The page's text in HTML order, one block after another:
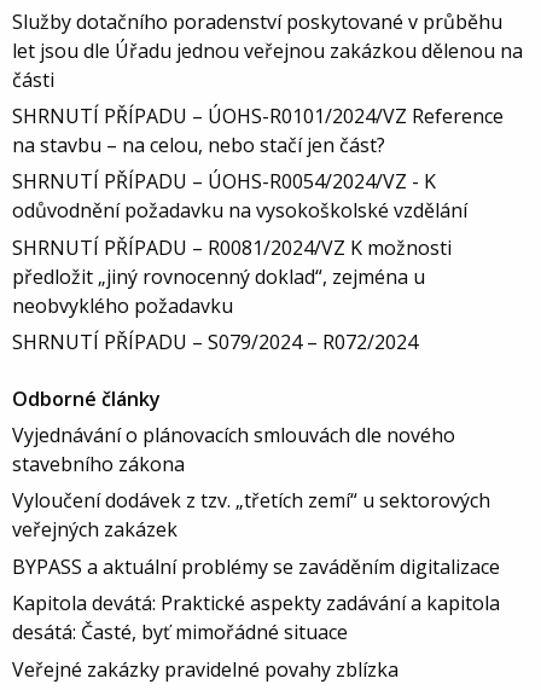
Služby dotačního poradenství poskytované v průběhu
let jsou dle Úřadu jednou veřejnou zakázkou dělenou na
části
SHRNUTÍ PŘÍPADU – ÚOHS-R0101/2024/VZ Reference
na stavbu – na celou, nebo stačí jen část?
SHRNUTÍ PŘÍPADU – ÚOHS-R0054/2024/VZ - K
odůvodnění požadavku na vysokoškolské vzdělání
SHRNUTÍ PŘÍPADU – R0081/2024/VZ K možnosti
předložit „jiný rovnocenný doklad“, zejména u
neobvyklého požadavku
SHRNUTÍ PŘÍPADU – S079/2024 – R072/2024
Odborné články
Vyjednávání o plánovacích smlouvách dle nového
stavebního zákona
Vyloučení dodávek z tzv. „třetích zemí“ u sektorových
veřejných zakázek
BYPASS a aktuální problémy se zaváděním digitalizace
Kapitola devátá: Praktické aspekty zadávání a kapitola
desátá: Časté, byť mimořádné situace
Veřejné zakázky pravidelné povahy zblízka